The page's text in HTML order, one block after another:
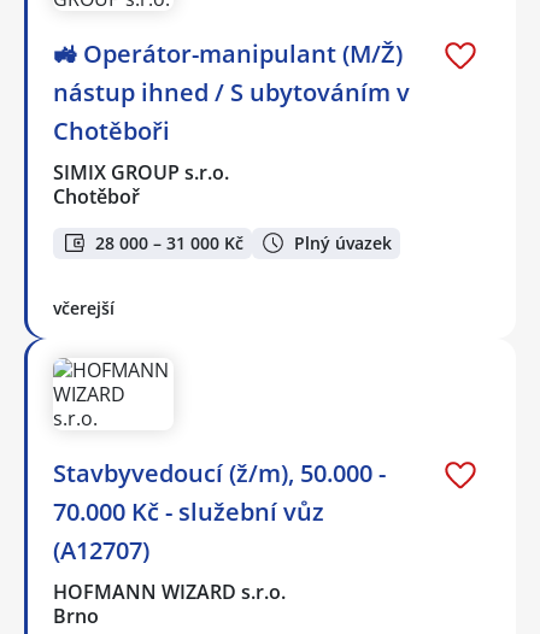
🚜 Operátor-manipulant (M/Ž)
nástup ihned / S ubytováním v
Chotěboři
SIMIX GROUP s.r.o.
Chotěboř
28 000 – 31 000 Kč Plný úvazek
včerejší
Stavbyvedoucí (ž/m), 50.000 -
70.000 Kč - služební vůz
(A12707)
HOFMANN WIZARD s.r.o.
Brno